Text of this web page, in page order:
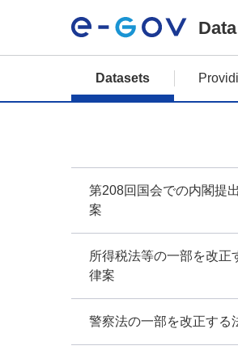
Datasets
第208回国会での内閣提
案
所得税法等の一部を改正
律案
警察法の一部を改正する